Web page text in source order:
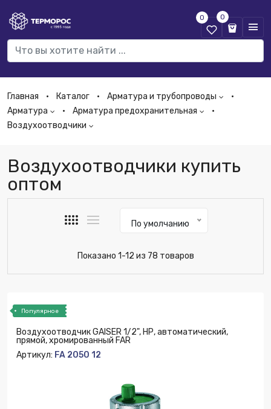
0 0
Главная Каталог
Арматура и трубопроводы
Арматура
Арматура предохранительная
Воздухоотводчики
Воздухоотводчики купить
оптом
По умолчанию
Показано 1-12 из 78 товаров
Популярное
Воздухоотводчик GAISER 1/2", НР, автоматический,
прямой, хромированный FAR
Артикул: FA 2050 12